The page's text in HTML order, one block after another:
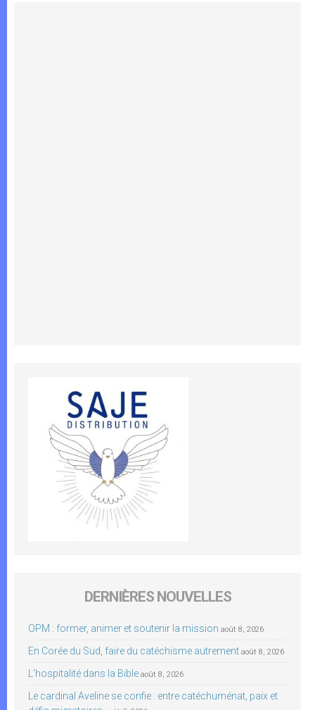
DERNIÈRES NOUVELLES
OPM : former, animer et soutenir la mission août 8, 2026
En Corée du Sud, faire du catéchisme autrement août 8, 2026
L’hospitalité dans la Bible août 8, 2026
Le cardinal Aveline se confie : entre catéchuménat, paix et